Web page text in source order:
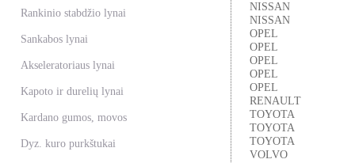
Rankinio stabdžio lynai
Sankabos lynai
Akseleratoriaus lynai
Kapoto ir durelių lynai
Kardano gumos, movos
Dyz. kuro purkštukai
NISSAN
NISSAN
OPEL
OPEL
OPEL
OPEL
OPEL
RENAULT
TOYOTA
TOYOTA
TOYOTA
VOLVO